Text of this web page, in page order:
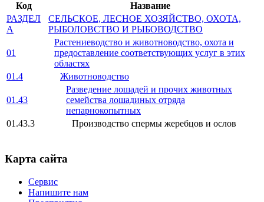
Код
Название
РАЗДЕЛ
A
СЕЛЬСКОЕ, ЛЕСНОЕ ХОЗЯЙСТВО, ОХОТА,
РЫБОЛОВСТВО И РЫБОВОДСТВО
01
Растениеводство и животноводство, охота и
предоставление соответствующих услуг в этих
областях
01.4
Животноводство
01.43
Разведение лошадей и прочих животных
семейства лошадиных отряда
непарнокопытных
01.43.3
Производство спермы жеребцов и ослов
Карта сайта
Сервис
Напишите нам